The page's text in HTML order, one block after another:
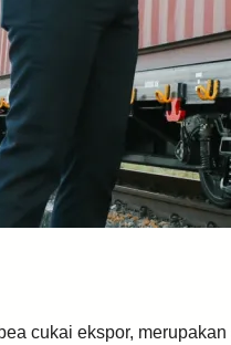
cukai ekspor,